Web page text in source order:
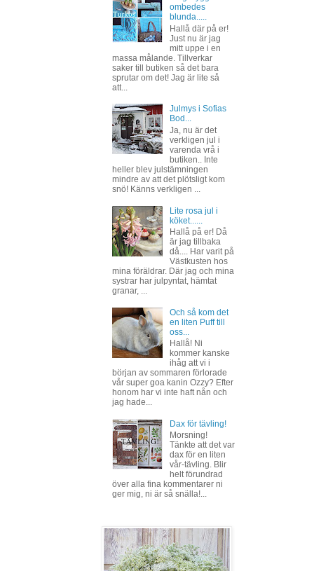
ombedes
blunda.....
Hallå där på er!
Just nu är jag
mitt uppe i en
massa målande. Tillverkar
saker till butiken så det bara
sprutar om det! Jag är lite så
att...
Julmys i Sofias
Bod...
Ja, nu är det
verkligen jul i
varenda vrå i
butiken.. Inte
heller blev julstämningen
mindre av att det plötsligt kom
snö! Känns verkligen ...
Lite rosa jul i
köket......
Hallå på er! Då
är jag tillbaka
då.... Har varit på
Västkusten hos
mina föräldrar. Där jag och mina
systrar har julpyntat, hämtat
granar, ...
Och så kom det
en liten Puff till
oss...
Hallå! Ni
kommer kanske
ihåg att vi i
början av sommaren förlorade
vår super goa kanin Ozzy? Efter
honom har vi inte haft nån och
jag hade...
Dax för tävling!
Morsning!
Tänkte att det var
dax för en liten
vår-tävling. Blir
helt förundrad
över alla fina kommentarer ni
ger mig, ni är så snälla!...